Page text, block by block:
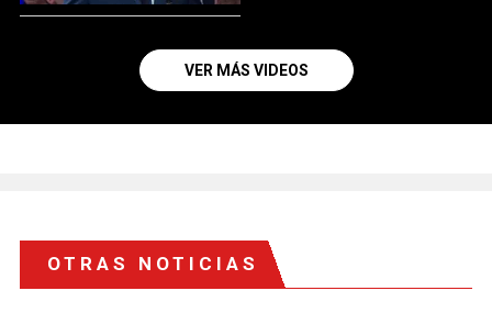
VER MÁS VIDEOS
OTRAS NOTICIAS